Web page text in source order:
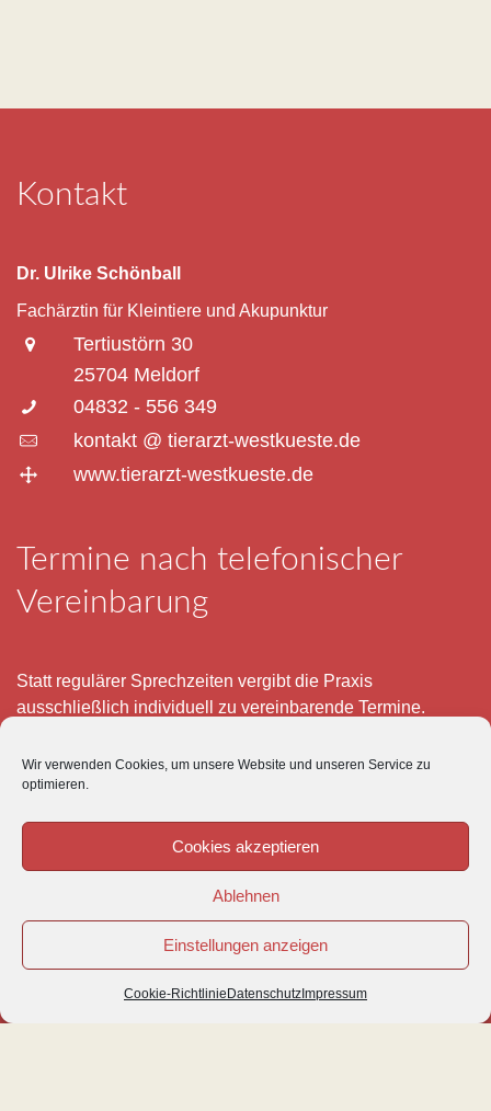
Wir verwenden Cookies, um unsere Website und unseren Service zu
optimieren.
Cookies akzeptieren
Ablehnen
Einstellungen anzeigen
Cookie-Richtlinie Datenschutz Impressum
Kontakt
Dr. Ulrike Schönball
Fachärztin für Kleintiere und Akupunktur
Tertiustörn 30
25704 Meldorf
04832 - 556 349
kontakt @ tierarzt-westkueste.de
www.tierarzt-westkueste.de
Termine nach telefonischer
Vereinbarung
Statt regulärer Sprechzeiten vergibt die Praxis
ausschließlich individuell zu vereinbarende Termine.
– 12 und 15 – 18 Uhr.
Im Übrigen ist der Tierärztliche Notdienst unter Tel: 0180-